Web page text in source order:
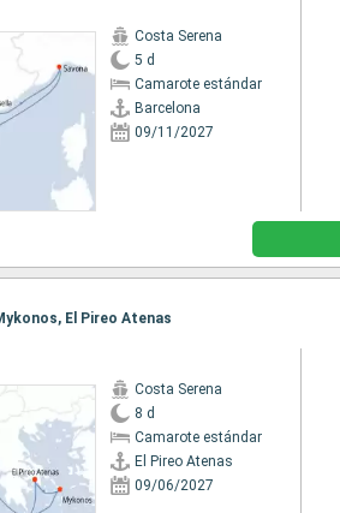
Costa Serena
5 d
Camarote estándar
Barcelona
09/11/2027
El Pireo Atenas
Costa Serena
8 d
Camarote estándar
El Pireo Atenas
09/06/2027